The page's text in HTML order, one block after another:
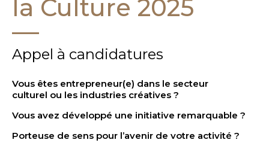
Financement
Financer les entreprises culturelles
La garantie Ifcic
Exemples de projets soutenus
Mode d’emploi pour les entreprises
la Culture 2025
Appel à candidatures
Vous êtes entrepreneur(e) dans le secteur
culturel ou les industries créatives ?
Vous avez développé une initiative remarquable ?
Porteuse de sens pour l’avenir de votre activité ?